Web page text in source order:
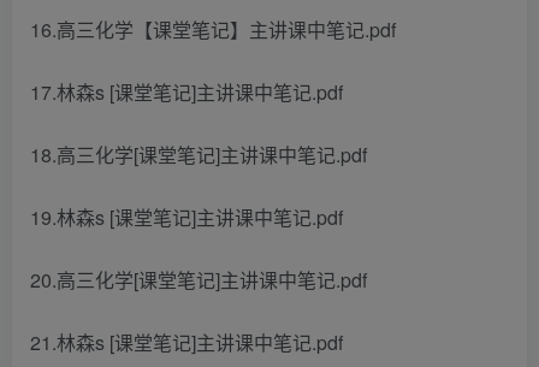
16.高三化学【课堂笔记】主讲课中笔记.pdf
17.林森s [课堂笔记]主讲课中笔记.pdf
18.高三化学[课堂笔记]主讲课中笔记.pdf
19.林森s [课堂笔记]主讲课中笔记.pdf
20.高三化学[课堂笔记]主讲课中笔记.pdf
21.林森s [课堂笔记]主讲课中笔记.pdf